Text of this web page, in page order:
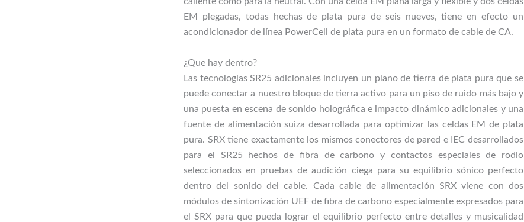
EM plegadas, todas hechas de plata pura de seis nueves, tiene en efecto un
acondicionador de línea PowerCell de plata pura en un formato de cable de CA.
¿Que hay dentro?
Las tecnologías SR25 adicionales incluyen un plano de tierra de plata pura que se
puede conectar a nuestro bloque de tierra activo para un piso de ruido más bajo y
una puesta en escena de sonido holográfica e impacto dinámico adicionales y una
fuente de alimentación suiza desarrollada para optimizar las celdas EM de plata
pura. SRX tiene exactamente los mismos conectores de pared e IEC desarrollados
para el SR25 hechos de fibra de carbono y contactos especiales de rodio
seleccionados en pruebas de audición ciega para su equilibrio sónico perfecto
dentro del sonido del cable. Cada cable de alimentación SRX viene con dos
módulos de sintonización UEF de fibra de carbono especialmente expresados ​​para
el SRX para que pueda lograr el equilibrio perfecto entre detalles y musicalidad